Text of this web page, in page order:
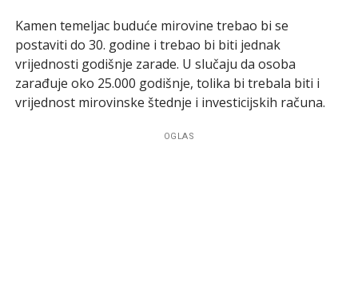
Kamen temeljac buduće mirovine trebao bi se
postaviti do 30. godine i trebao bi biti jednak
vrijednosti godišnje zarade. U slučaju da osoba
zarađuje oko 25.000 godišnje, tolika bi trebala biti i
vrijednost mirovinske štednje i investicijskih računa.
OGLAS